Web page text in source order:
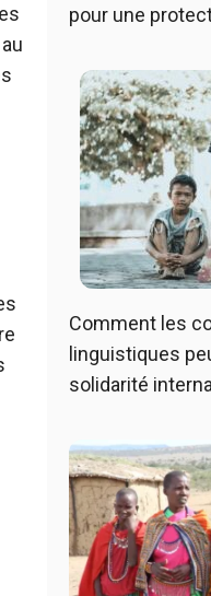
pour une
Comment les
linguistiques
solidarité